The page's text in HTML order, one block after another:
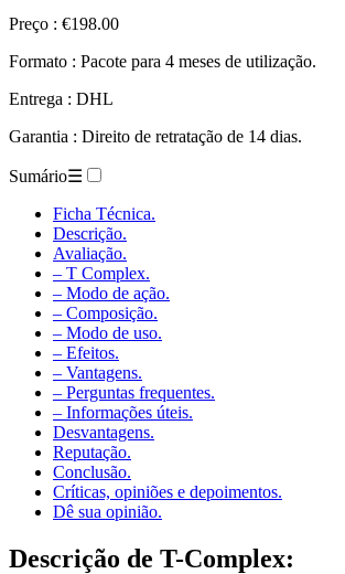
Preço : €198.00
Formato : Pacote para 4 meses de utilização.
Entrega : DHL
Garantia : Direito de retratação de 14 dias.
Sumário☰
Ficha Técnica.
Descrição.
Avaliação.
– T Complex.
– Modo de ação.
– Composição.
– Modo de uso.
– Efeitos.
– Vantagens.
– Perguntas frequentes.
– Informações úteis.
Desvantagens.
Reputação.
Conclusão.
Críticas, opiniões e depoimentos.
Dê sua opinião.
Descrição de T-Complex: